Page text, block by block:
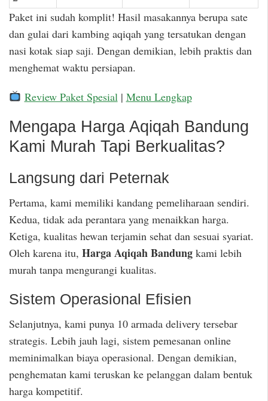
Paket ini sudah komplit! Hasil masakannya berupa sate
dan gulai dari kambing aqiqah yang tersatukan dengan
nasi kotak siap saji. Dengan demikian, lebih praktis dan
menghemat waktu persiapan.
Review Paket Spesial | Menu Lengkap
Mengapa Harga Aqiqah Bandung
Kami Murah Tapi Berkualitas?
Langsung dari Peternak
Pertama, kami memiliki kandang pemeliharaan sendiri.
Kedua, tidak ada perantara yang menaikkan harga.
Ketiga, kualitas hewan terjamin sehat dan sesuai syariat.
Oleh karena itu, Harga Aqiqah Bandung kami lebih
murah tanpa mengurangi kualitas.
Sistem Operasional Efisien
Selanjutnya, kami punya 10 armada delivery tersebar
strategis. Lebih jauh lagi, sistem pemesanan online
meminimalkan biaya operasional. Dengan demikian,
penghematan kami teruskan ke pelanggan dalam bentuk
harga kompetitif.